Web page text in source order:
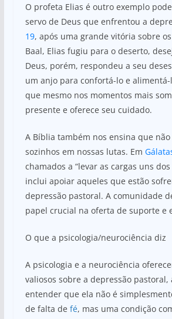
O profeta Elias é outro exemplo
servo de Deus que enfrentou a
19, após uma grande vitória sobre
Baal, Elias fugiu para o deserto,
Deus, porém, respondeu a seu
um anjo para confortá-lo e
que mesmo nos momentos mais
presente e oferece seu cuidado.
A Bíblia também nos ensina que não
sozinhos em nossas lutas. Em
chamados a “levar as cargas uns
inclui apoiar aqueles que estão
depressão pastoral. A comunidade
papel crucial na oferta de suporte e
O que a psicologia/neurociência diz
A psicologia e a neurociência
valiosos sobre a depressão pastoral,
entender que ela não é
de falta de fé, mas uma condição